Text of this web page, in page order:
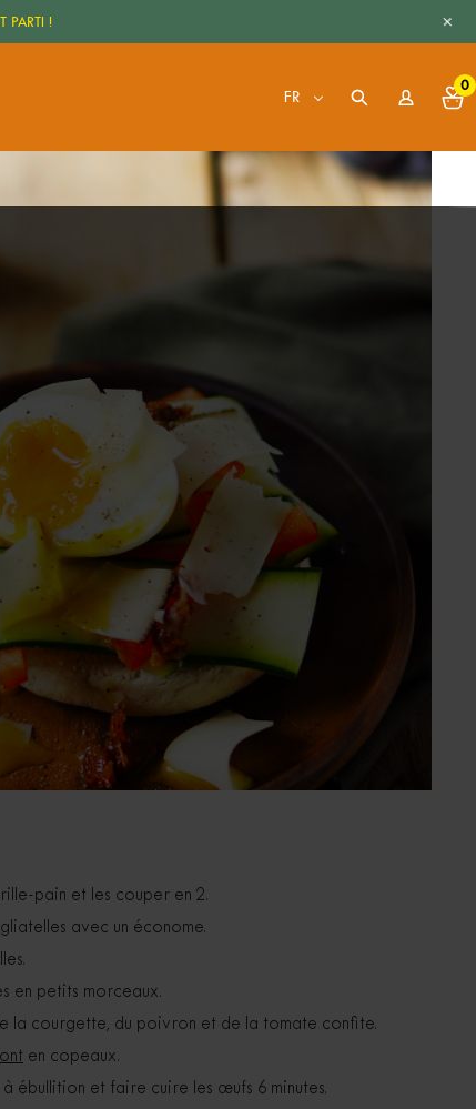
FR
0
pain et les couper en 2.
avec un économe.
en petits morceaux.
la courgette, du poivron et de la tomate confite.
en copeaux.
à ébullition et faire cuire les œufs 6 minutes.
PARTI ! +